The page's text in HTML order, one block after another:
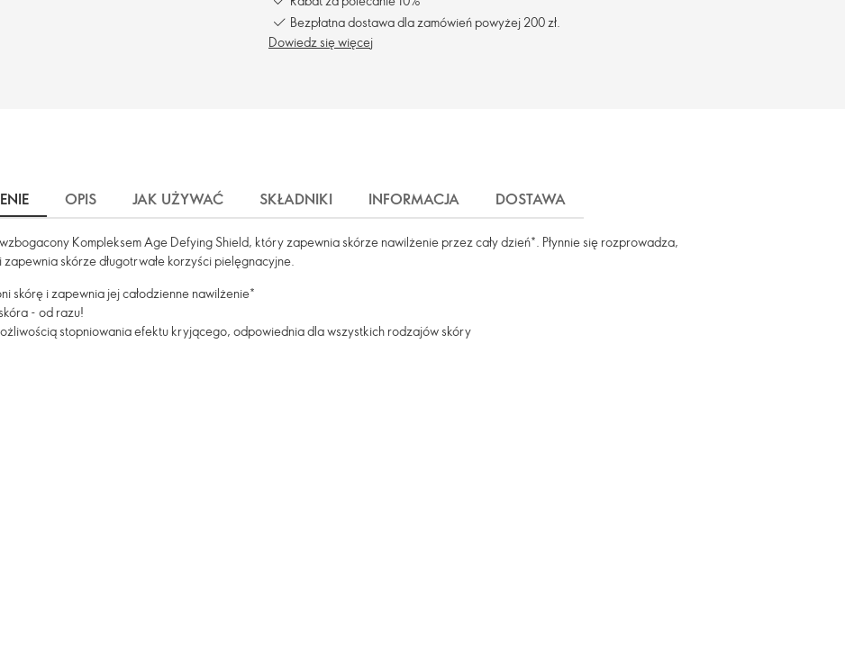
Bezpłatna dostawa dla zamówień powyżej 200 zł.
Dowiedz się więcej
OPIS JAK UŻYWAĆ SKŁADNIKI INFORMACJA DOSTAWA
Kompleksem Age Defying Shield, który zapewnia skórze nawilżenie przez cały dzień*. Płynnie się rozprowadza,
skórze długotrwałe korzyści pielęgnacyjne.
skórę i zapewnia jej całodzienne nawilżenie*
- od razu!
stopniowania efektu kryjącego, odpowiednia dla wszystkich rodzajów skóry